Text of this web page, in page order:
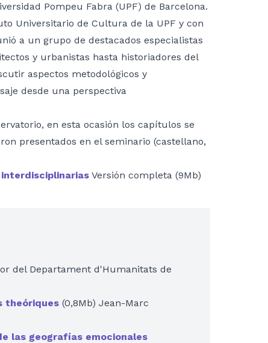
Pompeu Fabra (UPF) de Barcelona.
Universitario de Cultura de la UPF y con
a un grupo de destacados especialistas
y urbanistas hasta historiadores del
aspectos metodológicos y
desde una perspectiva
en esta ocasión los capítulos se
presentados en el seminario (castellano,
Versión completa (9Mb)
del Departament d'Humanitats de
theóriques (0,8Mb) Jean-Marc
las geografías emocionales